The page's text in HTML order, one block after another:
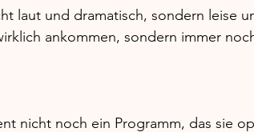
laut und dramatisch, sondern leise
ankommen, sondern immer
nicht noch ein Programm, das sie